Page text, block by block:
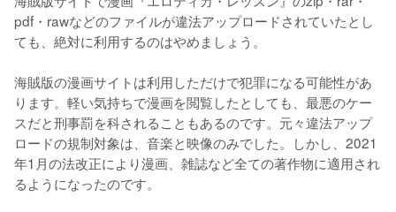
pdf・rawなどのファイルが違法アップロードされていたとし
ても、絶対に利用するのはやめましょう。
海賊版の漫画サイトは利用しただけで犯罪になる可能性があ
ります。軽い気持ちで漫画を閲覧したとしても、最悪のケー
スだと刑事罰を科されることもあるのです。元々違法アップ
ロードの規制対象は、音楽と映像のみでした。しかし、2021
年1月の法改正により漫画、雑誌など全ての著作物に適用され
るようになったのです。